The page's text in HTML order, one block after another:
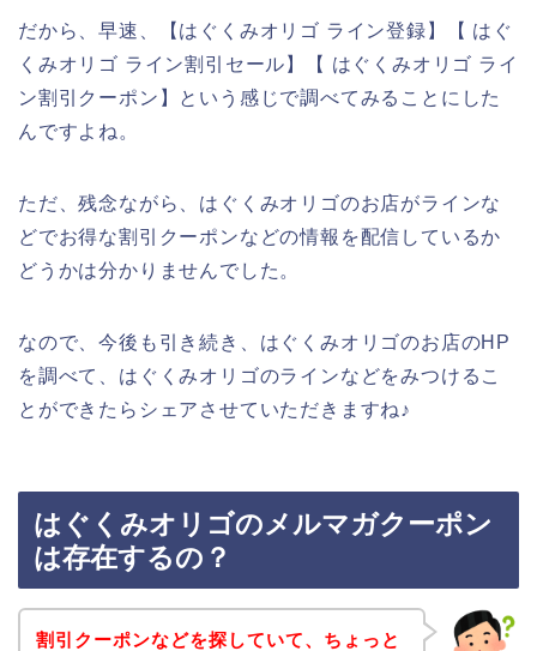
だから、早速、【はぐくみオリゴ ライン登録】【 はぐ
くみオリゴ ライン割引セール】【 はぐくみオリゴ ライ
ン割引クーポン】という感じで調べてみることにした
んですよね。
ただ、残念ながら、はぐくみオリゴのお店がラインな
どでお得な割引クーポンなどの情報を配信しているか
どうかは分かりませんでした。
なので、今後も引き続き、はぐくみオリゴのお店のHP
を調べて、はぐくみオリゴのラインなどをみつけるこ
とができたらシェアさせていただきますね♪
はぐくみオリゴのメルマガクーポン
は存在するの？
割引クーポンなどを探していて、ちょっと